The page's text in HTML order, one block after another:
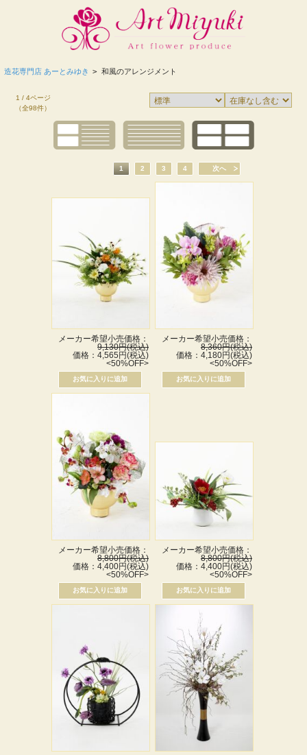
造花専門店 あーとみゆき > 和風のアレンジメント
1 / 4ページ
（全98件）
1 2 3 4 次へ
メーカー希望小売価格：
9,130円(税込)
価格：4,565円(税込)
<50%OFF>
メーカー希望小売価格：
8,360円(税込)
価格：4,180円(税込)
<50%OFF>
メーカー希望小売価格：
8,800円(税込)
価格：4,400円(税込)
<50%OFF>
メーカー希望小売価格：
8,800円(税込)
価格：4,400円(税込)
<50%OFF>